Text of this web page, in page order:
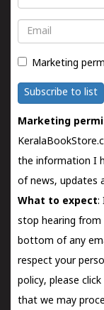
Email
Marketing
Subscribe to list
Marketing
the information I
of news, updates
What to expect:
stop hearing from
bottom of any
respect your
policy, please click
that we may